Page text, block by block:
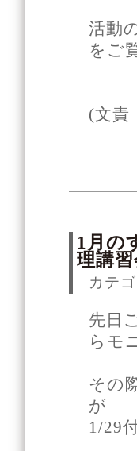
活動
をご
(文責
1月の
理講
カテ
先日
らモ
その
が
1/29